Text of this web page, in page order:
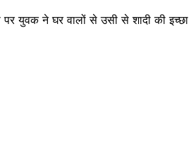
युवक ने घर वालों से उसी से शादी की इच्छा